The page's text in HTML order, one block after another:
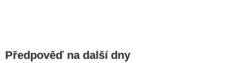
Předpověď na další dny